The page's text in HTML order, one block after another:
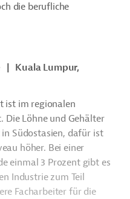
die berufliche
Kuala Lumpur,
ist im regionalen
Die Löhne und Gehälter
Südostasien, dafür ist
höher. Bei einer
einmal 3 Prozent gibt es
Industrie zum Teil
Facharbeiter für die